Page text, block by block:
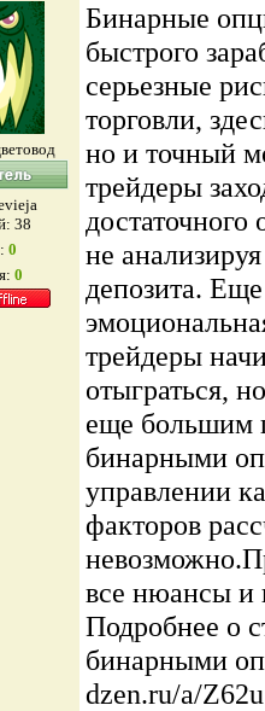
38
0
0
Бинарные
быстрого
серьезные
торговли,
но и точный
трейдеры
не
депозита.
трейдеры
отыграться,
еще большим
бинарными
управлении
факторов
все нюансы и
Подробнее о
бинарными
dzen.ru/a/